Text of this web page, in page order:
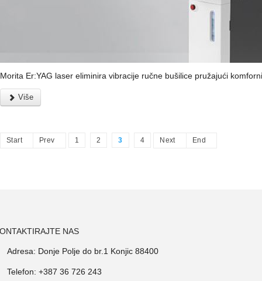
Morita Er:YAG laser eliminira vibracije ručne bušilice pružajući
Više
Start Prev 1 2 3 4 Next End
NAS
Adresa: Donje Polje do br.1 Konjic 88400
Telefon: +387 36 726 243